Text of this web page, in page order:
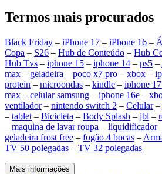
Termos mais procurados
Black Friday – iPhone 17 – iPhone 16 –
Copa – S26 – Hub de Conteúdo – Hub
Hub Tvs – iphone 15 – iphone 14 – ps5 –
max – geladeira – poco x7 pro – xbox –
protein – microondas – kindle – iphone
max – celular samsung – iphone 16e –
ventilador– nintendo switch 2 – Celular–
– tablet – Bicicleta – Body Splash – jbl –
– maquina de lavar roupa – liquidificador
geladeira frost free – fogão 4 bocas –
TV 50 polegadas – TV 32 polegadas
Mais informações